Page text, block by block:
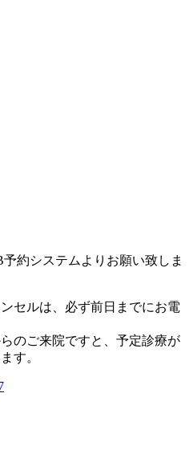
約システムよりお願い致しま
セルは、必ず前日までにお電
のご来院ですと、予定診療が
す。